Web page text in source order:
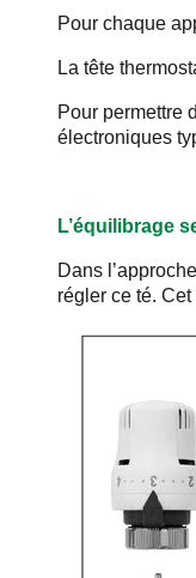
Pour chaque
La tête
Pour permettre
électroniques
L’équilibrage
Dans
régler ce té.